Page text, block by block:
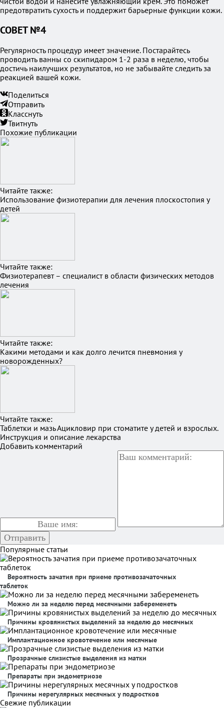
предотвратить сухость и поддержит барьерные функции кожи.
СОВЕТ №4
Регулярность процедур имеет значение. Постарайтесь
проводить ванны со скипидаром 1-2 раза в неделю, чтобы
достичь наилучших результатов, но не забывайте следить за
реакцией вашей кожи.
Поделиться
Отправить
Класснуть
Твитнуть
Похожие публикации
Читайте также:
Использование физиотерапии для лечения плоскостопия у
детей
Читайте также:
Физиотерапевт – специалист в области физических методов
лечения
Читайте также:
Какими методами и как долго лечится пневмония у
новорожденных?
Читайте также:
Таблетки и мазь Ацикловир при стоматите у детей и взрослых.
Инструкция и описание лекарства
Добавить комментарий
Популярные статьи
Вероятность зачатия при приеме противозачаточных
таблеток
Можно ли за неделю перед месячными забеременеть
Причины кровянистых выделений за неделю до месячных
Имплантационное кровотечение или месячные
Прозрачные слизистые выделения из матки
Препараты при эндометриозе
Причины нерегулярных месячных у подростков
Свежие публикации